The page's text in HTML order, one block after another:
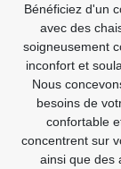
Bénéficiez d'un
avec des
soigneusement
inconfort et
Nous
besoins de
confortable
concentrent sur
ainsi que des